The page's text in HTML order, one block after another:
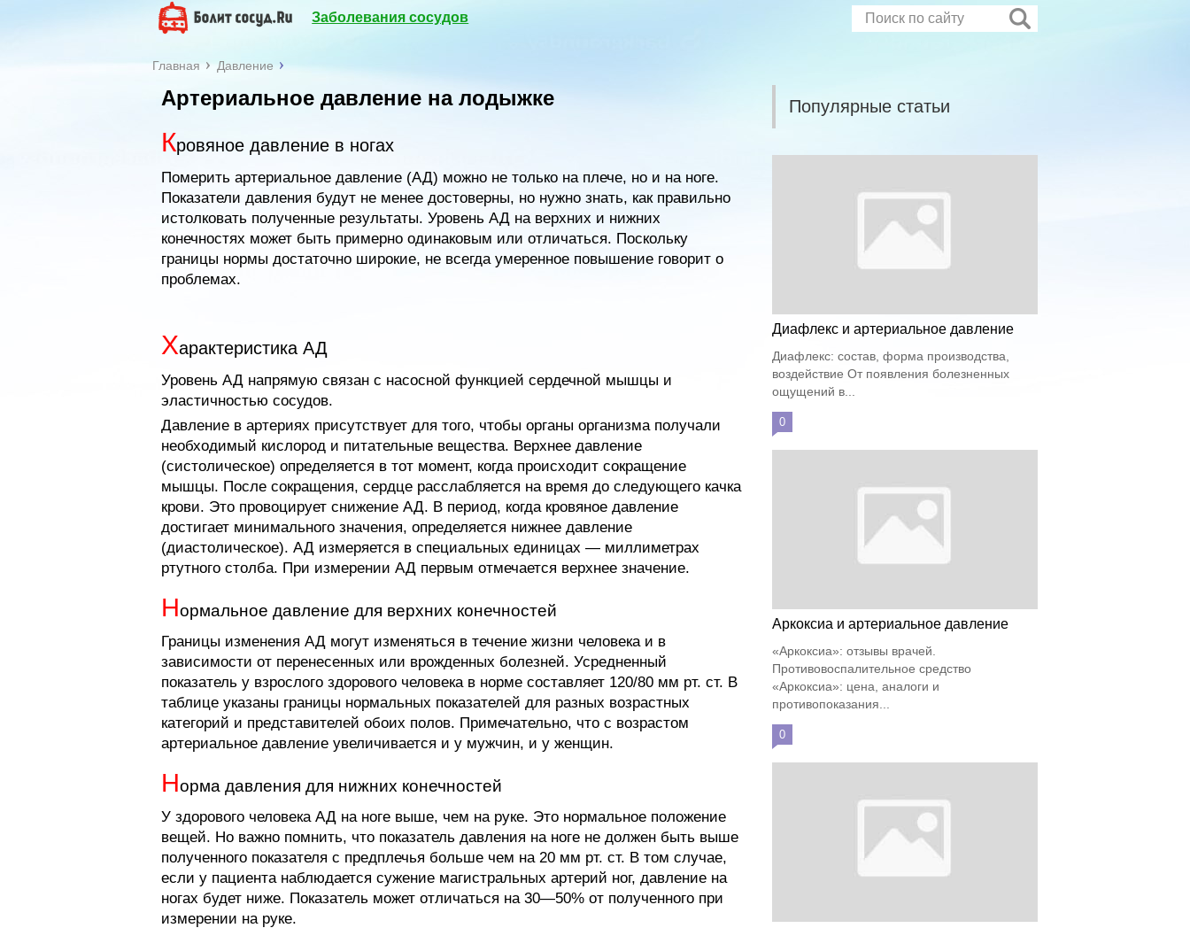
Заболевания сосудов
Главная Давление
Артериальное давление на лодыжке
Кровяное давление в ногах
Померить артериальное давление (АД) можно не только на плече, но и на ноге.
Показатели давления будут не менее достоверны, но нужно знать, как правильно
истолковать полученные результаты. Уровень АД на верхних и нижних
конечностях может быть примерно одинаковым или отличаться. Поскольку
границы нормы достаточно широкие, не всегда умеренное повышение говорит о
проблемах.
Характеристика АД
Уровень АД напрямую связан с насосной функцией сердечной мышцы и
эластичностью сосудов.
Давление в артериях присутствует для того, чтобы органы организма получали
необходимый кислород и питательные вещества. Верхнее давление
(систолическое) определяется в тот момент, когда происходит сокращение
мышцы. После сокращения, сердце расслабляется на время до следующего качка
крови. Это провоцирует снижение АД. В период, когда кровяное давление
достигает минимального значения, определяется нижнее давление
(диастолическое). АД измеряется в специальных единицах — миллиметрах
ртутного столба. При измерении АД первым отмечается верхнее значение.
Нормальное давление для верхних конечностей
Границы изменения АД могут изменяться в течение жизни человека и в
зависимости от перенесенных или врожденных болезней. Усредненный
показатель у взрослого здорового человека в норме составляет 120/80 мм рт. ст. В
таблице указаны границы нормальных показателей для разных возрастных
категорий и представителей обоих полов. Примечательно, что с возрастом
артериальное давление увеличивается и у мужчин, и у женщин.
Норма давления для нижних конечностей
У здорового человека АД на ноге выше, чем на руке. Это нормальное положение
вещей. Но важно помнить, что показатель давления на ноге не должен быть выше
полученного показателя с предплечья больше чем на 20 мм рт. ст. В том случае,
если у пациента наблюдается сужение магистральных артерий ног, давление на
ногах будет ниже. Показатель может отличаться на 30—50% от полученного при
измерении на руке.
Популярные статьи
Диафлекс и артериальное давление
Диафлекс: состав, форма производства,
воздействие От появления болезненных
ощущений в...
0
Аркоксиа и артериальное давление
«Аркоксиа»: отзывы врачей.
Противовоспалительное средство
«Аркоксиа»: цена, аналоги и
противопоказания...
0